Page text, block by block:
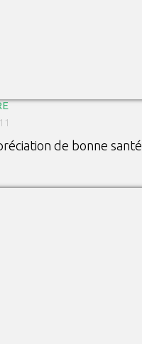
de bonne santé